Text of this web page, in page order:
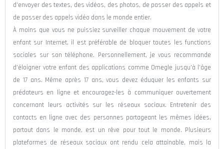
d’envoyer des textes, des vidéos, des photos, de passer des appels et
de passer des appels vidéo dans le monde entier.
À moins que vous ne puissiez surveiller chaque mouvement de votre
enfant sur Internet, il est préférable de bloquer toutes les functions
sociales sur son téléphone. Personnellement, je vous recommande
d’éloigner votre enfant des applications comme Omegle jusqu’à l’âge
de 17 ans. Même après 17 ans, vous devez éduquer les enfants sur
prédateurs en ligne et encouragez-les à communiquer ouvertement
concernant leurs activités sur les réseaux sociaux. Entretenir des
contacts en ligne avec des personnes partageant les mêmes idées,
partout dans le monde, est un rêve pour tout le monde. Plusieurs
plateformes de réseaux sociaux ont rendu cela attainable, mais la